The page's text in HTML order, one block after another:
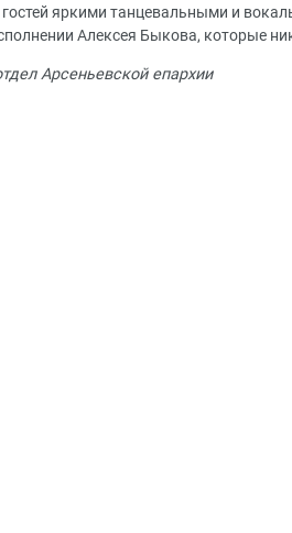
гостей яркими танцевальными и
Алексея Быкова, которые
Арсеньевской епархии